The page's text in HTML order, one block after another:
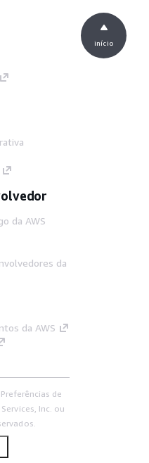
da AWS
da
da AWS
Preferências de
Inc. ou
início